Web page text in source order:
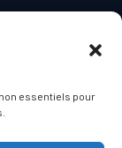
essentiels pour